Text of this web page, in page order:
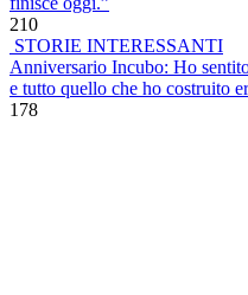
210
STORIE INTERESSANTI
Anniversario Incubo: Ho
e tutto quello che ho costruito
178